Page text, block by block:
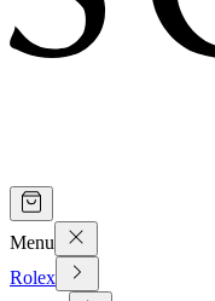
Menu
Rolex